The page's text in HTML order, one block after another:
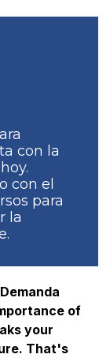
con la
con el
para
la
of
your
That's